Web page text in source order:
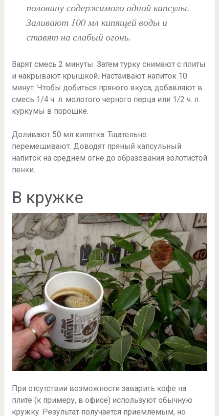
половину содержимого одной капсулы.
Заливают 100 мл кипящей воды и
ставят на слабый огонь.
Варят смесь 2 минуты. Затем турку снимают с плиты
и накрывают крышкой. Настаивают напиток 10
минут. Чтобы добиться пряного вкуса, добавляют в
смесь 1/4 ч. л. молотого черного перца или 1/2 ч. л.
куркумы в порошке.
Доливают 50 мл кипятка. Тщательно
перемешивают. Доводят пряный капсульный
напиток на среднем огне до образования золотистой
пенки.
В кружке
При отсутствии возможности заварить кофе на
плите (к примеру, в офисе) используют обычную
кружку. Результат получается приемлемым, но